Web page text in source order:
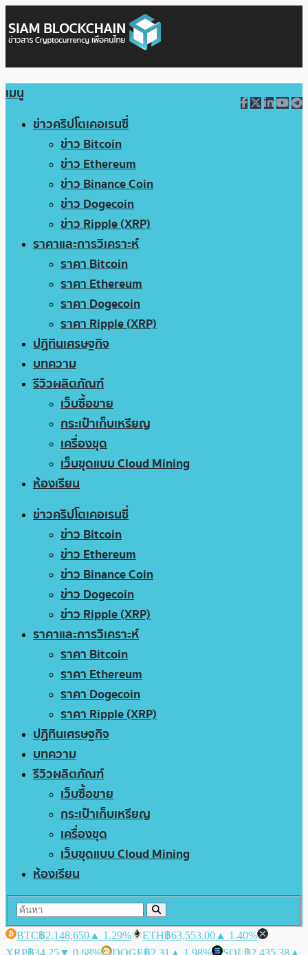
เมนู
ข่าวคริปโตเคอเรนซี่
ข่าว Bitcoin
ข่าว Ethereum
ข่าว Binance Coin
ข่าว Dogecoin
ข่าว Ripple (XRP)
ราคาและการวิเคราะห์
ราคา Bitcoin
ราคา Ethereum
ราคา Dogecoin
ราคา Ripple (XRP)
ปฏิทินเศรษฐกิจ
บทความ
รีวิวผลิตภัณฑ์
เว็บซื้อขาย
กระเป๋าเก็บเหรียญ
เครื่องขุด
เว็บขุดแบบ Cloud Mining
ห้องเรียน
ข่าวคริปโตเคอเรนซี่
ข่าว Bitcoin
ข่าว Ethereum
ข่าว Binance Coin
ข่าว Dogecoin
ข่าว Ripple (XRP)
ราคาและการวิเคราะห์
ราคา Bitcoin
ราคา Ethereum
ราคา Dogecoin
ราคา Ripple (XRP)
ปฏิทินเศรษฐกิจ
บทความ
รีวิวผลิตภัณฑ์
เว็บซื้อขาย
กระเป๋าเก็บเหรียญ
เครื่องขุด
เว็บขุดแบบ Cloud Mining
ห้องเรียน
BTC฿2,148,650 ▲ 1.29% ETH฿63,553.00 ▲ 1.40%
XRP฿34.25▼ 0.68% DOGE฿2.31 ▲ 1.98% SOL฿2,435.38 ▲